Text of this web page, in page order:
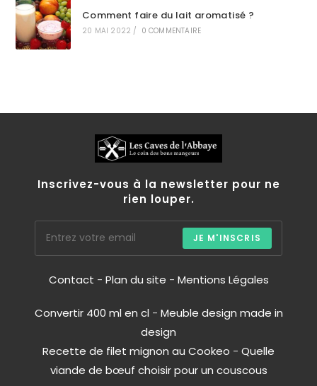
Comment faire du lait aromatisé ?
20 MAI 2022 / 0 COMMENTAIRE
Inscrivez-vous à la newsletter pour ne
rien louper.
JE M'INSCRIS
Contact - Plan du site - Mentions Légales
Convertir 400 ml en cl - Meuble design made in
design
Recette de filet mignon au Cookeo - Quelle
viande de bœuf choisir pour un couscous